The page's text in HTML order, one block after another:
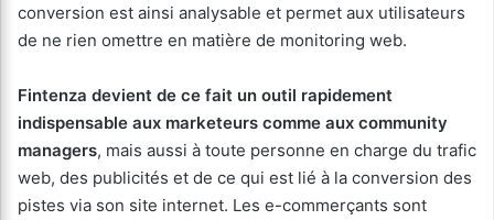
conversion est ainsi analysable et permet aux utilisateurs
de ne rien omettre en matière de monitoring web.
Fintenza devient de ce fait un outil rapidement
indispensable aux marketeurs comme aux community
managers, mais aussi à toute personne en charge du trafic
web, des publicités et de ce qui est lié à la conversion des
pistes via son site internet. Les e-commerçants sont